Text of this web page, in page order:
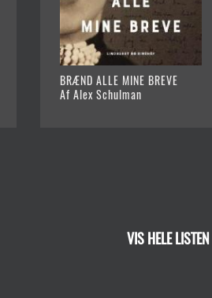
BRÆND ALLE MINE BREVE
Af Alex Schulman
VIS HELE LISTEN